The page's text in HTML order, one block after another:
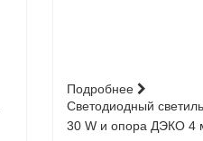
Подробнее
Светодиодный
30 W и опора ДЭКО 4